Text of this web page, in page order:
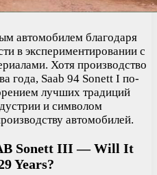
автомобилем благодаря
в экспериментировании с
Хотя производство
года, Saab 94 Sonett I по-
лучших традиций
и символом
автомобилей.
Sonett III — Will It
Years?